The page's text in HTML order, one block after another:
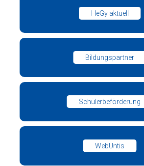
HeGy aktuell
Bildungspartner
Schülerbeförderung
WebUntis